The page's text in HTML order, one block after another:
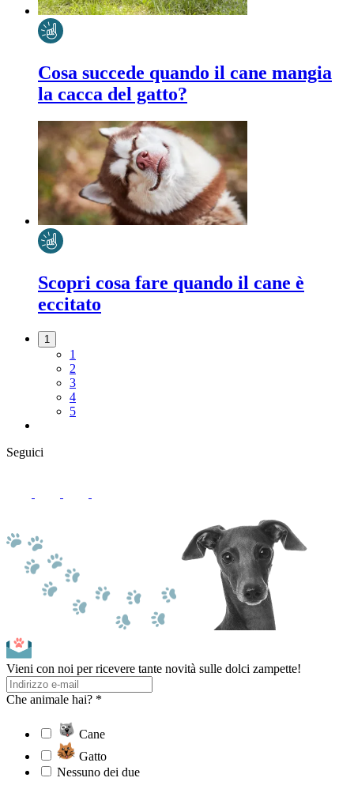
Cosa succede quando il cane mangia
la cacca del gatto?
Scopri cosa fare quando il cane è
eccitato
1
1
2
3
4
5
Seguici
Vieni con noi per ricevere tante novità sulle dolci zampette!
Che animale hai? *
Cane
Gatto
Nessuno dei due